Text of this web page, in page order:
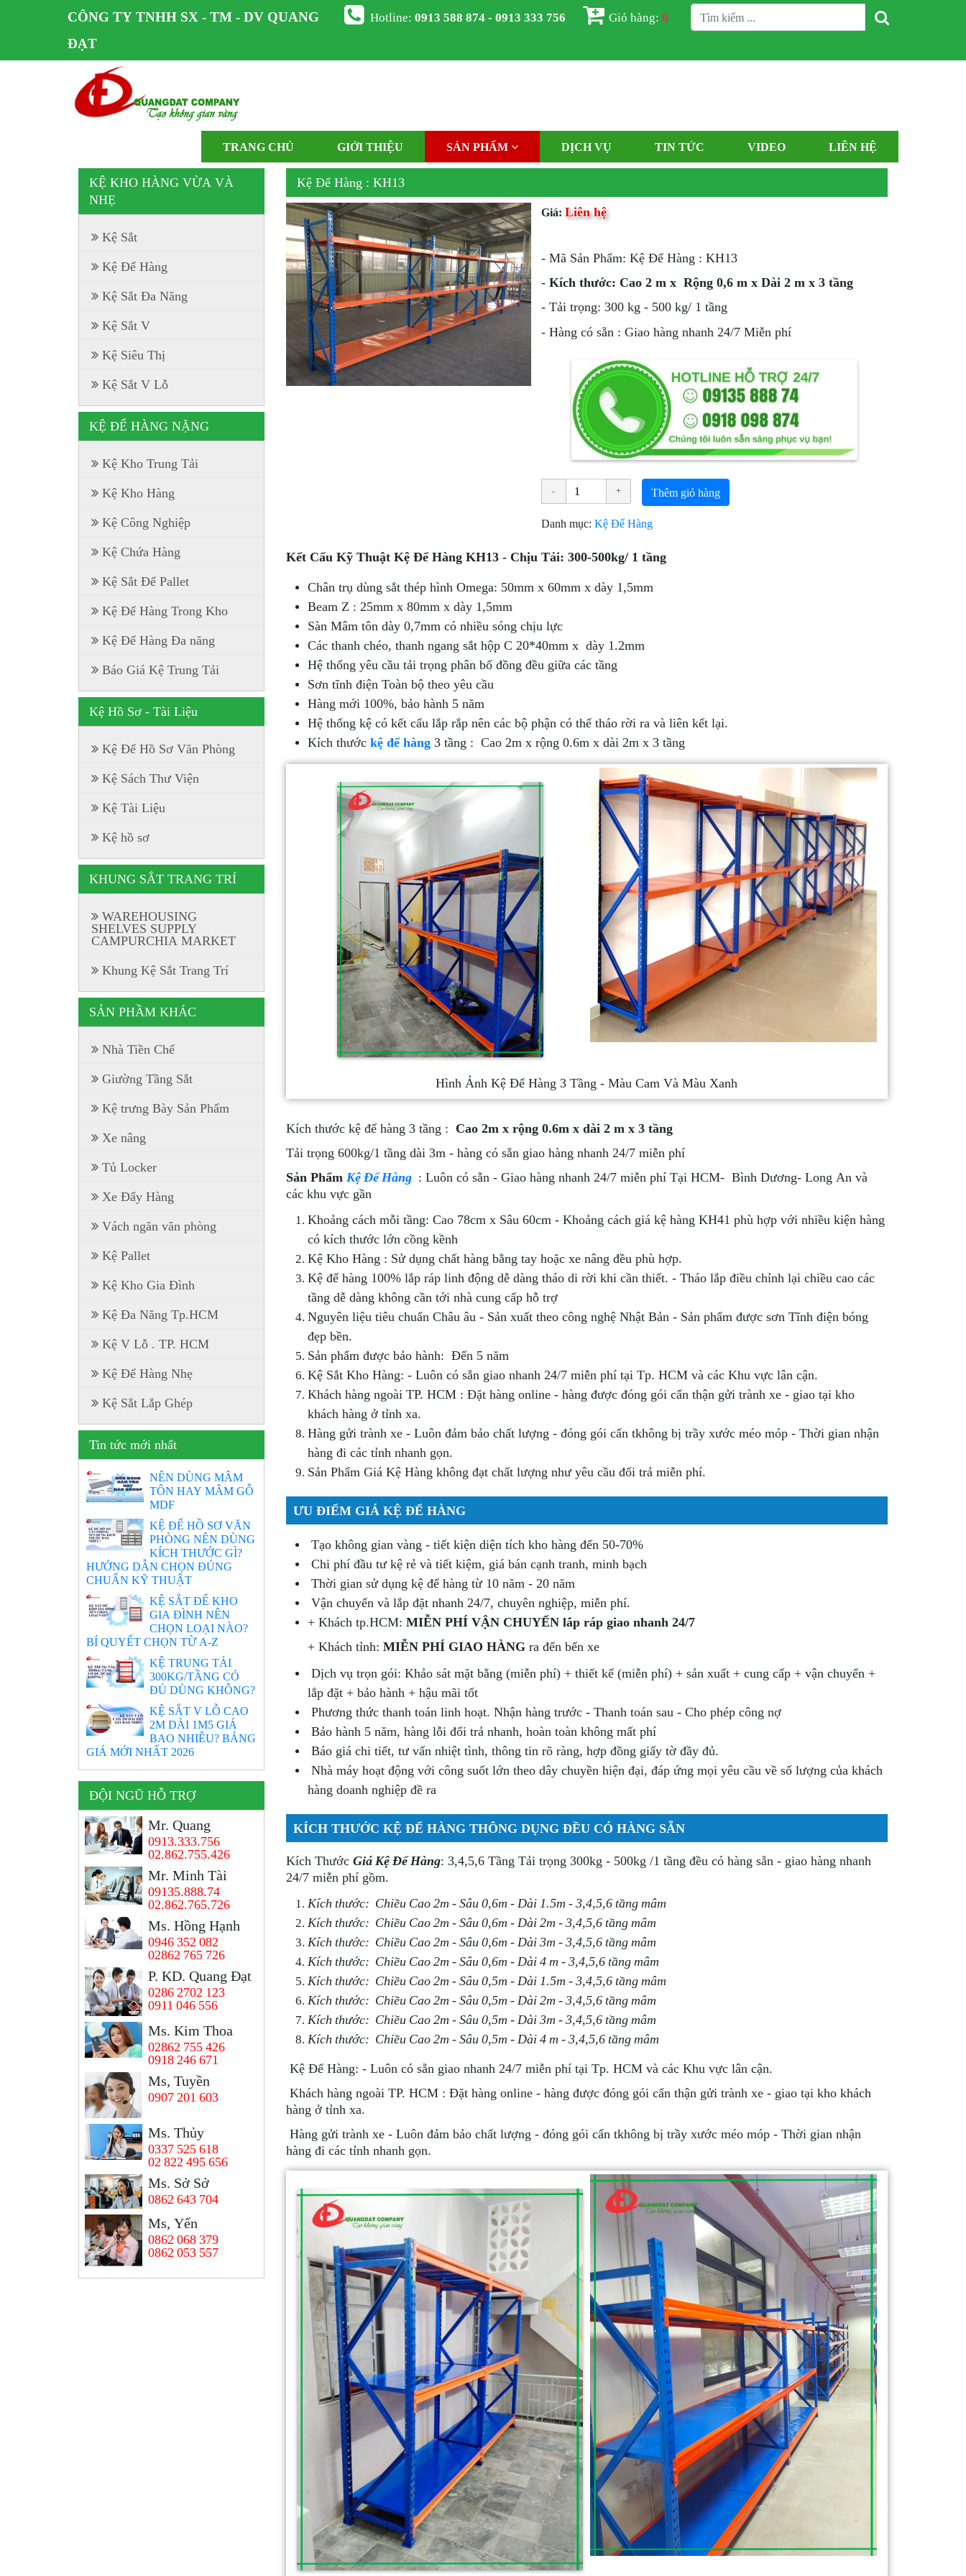
CÔNG TY TNHH SX - TM - DV QUANG
ĐẠT
Hotline:0913 588 874 - 0913 333 756 Giỏ hàng:0
TRANG CHỦ GIỚI THIỆU SẢN PHẨM DỊCH VỤ TIN TỨC VIDEO LIÊN HỆ
Kệ Để Hàng : KH13
Giá: Liên hệ
- Mã Sản Phẩm: Kệ Để Hàng : KH13
- Kích thước: Cao 2 m x Rộng 0,6 m x Dài 2 m x 3 tầng
- Tải trọng: 300 kg - 500 kg/ 1 tầng
- Hàng có sẵn : Giao hàng nhanh 24/7 Miễn phí
Thêm giỏ hàng
Danh mục: Kệ Để Hàng
Kết Cấu Kỹ Thuật Kệ Để Hàng KH13 - Chịu Tải: 300-500kg/ 1 tầng
Chân trụ dùng sắt thép hình Omega: 50mm x 60mm x dày 1,5mm
Beam Z : 25mm x 80mm x dày 1,5mm
Sàn Mâm tôn dày 0,7mm có nhiều sóng chịu lực
Các thanh chéo, thanh ngang sắt hộp C 20*40mm x dày 1.2mm
Hệ thống yêu cầu tải trọng phân bố đồng đều giữa các tầng
Sơn tĩnh điện Toàn bộ theo yêu cầu
Hàng mới 100%, bảo hành 5 năm
Hệ thống kệ có kết cấu lắp rắp nên các bộ phận có thể tháo rời ra và liên kết lại.
Kích thướckệ để hàng 3 tầng : Cao 2m x rộng 0.6m x dài 2m x 3 tầng
Hình Ảnh Kệ Để Hàng 3 Tầng - Màu Cam Và Màu Xanh
Kích thước kệ để hàng 3 tầng : Cao 2m x rộng 0.6m x dài 2 m x 3 tầng
Tải trọng 600kg/1 tầng dài 3m - hàng có sẵn giao hàng nhanh 24/7 miễn phí
Sản Phẩm Kệ Để Hàng : Luôn có sẵn - Giao hàng nhanh 24/7 miễn phí Tại HCM- Bình Dương- Long An và
các khu vực gần
Khoảng cách mỗi tầng: Cao 78cm x Sâu 60cm - Khoảng cách giá kệ hàng KH41 phù hợp với nhiều kiện hàng
có kích thước lớn cồng kềnh
Kệ Kho Hàng : Sử dụng chất hàng bằng tay hoặc xe nâng đều phù hợp.
Kệ để hàng 100% lắp ráp linh động dễ dàng tháo di rời khi cần thiết. - Tháo lắp điều chỉnh lại chiều cao các
tầng dễ dàng không cần tới nhà cung cấp hỗ trợ
Nguyên liệu tiêu chuẩn Châu âu - Sản xuất theo công nghệ Nhật Bản - Sản phẩm được sơn Tĩnh điện bóng
đẹp bền.
Sản phẩm được bảo hành: Đến 5 năm
Kệ Sắt Kho Hàng: - Luôn có sẵn giao nhanh 24/7 miễn phí tại Tp. HCM và các Khu vực lân cận.
Khách hàng ngoài TP. HCM : Đặt hàng online - hàng được đóng gói cẩn thận gửi trành xe - giao tại kho
khách hàng ở tỉnh xa.
Hàng gửi trành xe - Luôn đảm bảo chất lượng - đóng gói cẩn tkhông bị trầy xước méo móp - Thời gian nhận
hàng đi các tỉnh nhanh gọn.
Sản Phẩm Giá Kệ Hàng không đạt chất lượng như yêu cầu đổi trả miễn phí.
ƯU ĐIỂM GIÁ KỆ ĐỂ HÀNG
Tạo không gian vàng - tiết kiện diện tích kho hàng đến 50-70%
Chi phí đầu tư kệ rẻ và tiết kiệm, giá bán cạnh tranh, minh bạch
Thời gian sử dụng kệ để hàng từ 10 năm - 20 năm
Vận chuyển và lắp đặt nhanh 24/7, chuyên nghiệp, miễn phí.
+ Khách tp.HCM:MIỄN PHÍ VẬN CHUYỂN lắp ráp giao nhanh 24/7
+ Khách tỉnh:MIỄN PHÍ GIAO HÀNG ra đến bến xe
Dịch vụ trọn gói: Khảo sát mặt bằng (miễn phí) + thiết kế (miễn phí) + sản xuất + cung cấp + vận chuyển +
lắp đặt + bảo hành + hậu mãi tốt
Phương thức thanh toán linh hoạt. Nhận hàng trước - Thanh toán sau - Cho phép công nợ
Bảo hành 5 năm, hàng lỗi đổi trả nhanh, hoàn toàn không mất phí
Báo giá chi tiết, tư vấn nhiệt tình, thông tin rõ ràng, hợp đồng giấy tờ đầy đủ.
Nhà máy hoạt động với công suốt lớn theo dây chuyền hiện đại, đáp ứng mọi yêu cầu về số lượng của khách
hàng doanh nghiệp đề ra
KÍCH THƯỚC KỆ ĐỂ HÀNG THÔNG DỤNG ĐỀU CÓ HÀNG SẴN
Kích ThướcGiá Kệ Để Hàng: 3,4,5,6 Tầng Tải trọng 300kg - 500kg /1 tầng đều có hàng sẵn - giao hàng nhanh
24/7 miễn phí gồm.
Kích thước: Chiều Cao 2m - Sâu 0,6m - Dài 1.5m - 3,4,5,6 tầng mâm
Kích thước: Chiều Cao 2m - Sâu 0,6m - Dài 2m - 3,4,5,6 tầng mâm
Kích thước: Chiều Cao 2m - Sâu 0,6m - Dài 3m - 3,4,5,6 tầng mâm
Kích thước: Chiều Cao 2m - Sâu 0,6m - Dài 4 m - 3,4,5,6 tầng mâm
Kích thước: Chiều Cao 2m - Sâu 0,5m - Dài 1.5m - 3,4,5,6 tầng mâm
Kích thước: Chiều Cao 2m - Sâu 0,5m - Dài 2m - 3,4,5,6 tầng mâm
Kích thước: Chiều Cao 2m - Sâu 0,5m - Dài 3m - 3,4,5,6 tầng mâm
Kích thước: Chiều Cao 2m - Sâu 0,5m - Dài 4 m - 3,4,5,6 tầng mâm
Kệ Để Hàng: - Luôn có sẵn giao nhanh 24/7 miễn phí tại Tp. HCM và các Khu vực lân cận.
Khách hàng ngoài TP. HCM : Đặt hàng online - hàng được đóng gói cẩn thận gửi trành xe - giao tại kho khách
hàng ở tỉnh xa.
Hàng gửi trành xe - Luôn đảm bảo chất lượng - đóng gói cẩn tkhông bị trầy xước méo móp - Thời gian nhận
hàng đi các tỉnh nhanh gọn.
KỆ KHO HÀNG VỪA VÀ
NHẸ
Kệ Sắt
Kệ Để Hàng
Kệ Sắt Đa Năng
Kệ Sắt V
Kệ Siêu Thị
Kệ Sắt V Lỗ
KỆ ĐỂ HÀNG NẶNG
Kệ Kho Trung Tải
Kệ Kho Hàng
Kệ Công Nghiệp
Kệ Chứa Hàng
Kệ Sắt Để Pallet
Kệ Để Hàng Trong Kho
Kệ Để Hàng Đa năng
Báo Giá Kệ Trung Tải
Kệ Hồ Sơ - Tài Liệu
Kệ Để Hồ Sơ Văn Phòng
Kệ Sách Thư Viện
Kệ Tài Liệu
Kệ hồ sơ
KHUNG SẮT TRANG TRÍ
WAREHOUSING
SHELVES SUPPLY
CAMPURCHIA MARKET
Khung Kệ Sắt Trang Trí
SẢN PHẦM KHÁC
Nhà Tiền Chế
Giường Tầng Sắt
Kệ trưng Bày Sản Phẩm
Xe nâng
Tủ Locker
Xe Đẩy Hàng
Vách ngăn văn phòng
Kệ Pallet
Kệ Kho Gia Đình
Kệ Đa Năng Tp.HCM
Kệ V Lỗ . TP. HCM
Kệ Để Hàng Nhẹ
Kệ Sắt Lắp Ghép
Tin tức mới nhất
NÊN DÙNG MÂM
TÔN HAY MÂM GỖ
MDF
KỆ ĐỂ HỒ SƠ VĂN
PHÒNG NÊN DÙNG
KÍCH THƯỚC GÌ?
HƯỚNG DẪN CHỌN ĐÚNG
CHUẨN KỸ THUẬT
KỆ SẮT ĐỂ KHO
GIA ĐÌNH NÊN
CHỌN LOẠI NÀO?
BÍ QUYẾT CHỌN TỪ A-Z
KỆ TRUNG TẢI
300KG/TẦNG CÓ
ĐỦ DÙNG KHÔNG?
KỆ SẮT V LỖ CAO
2M DÀI 1M5 GIÁ
BAO NHIÊU? BẢNG
GIÁ MỚI NHẤT 2026
ĐỘI NGŨ HỖ TRỢ
Mr. Quang
0913.333.756
02.862.755.426
Mr. Minh Tài
09135.888.74
02.862.765.726
Ms. Hồng Hạnh
0946 352 082
02862 765 726
P. KD. Quang Đạt
0286 2702 123
0911 046 556
Ms. Kim Thoa
02862 755 426
0918 246 671
Ms, Tuyền
0907 201 603
Ms. Thủy
0337 525 618
02 822 495 656
Ms. Sở Sở
0862 643 704
Ms, Yến
0862 068 379
0862 053 557